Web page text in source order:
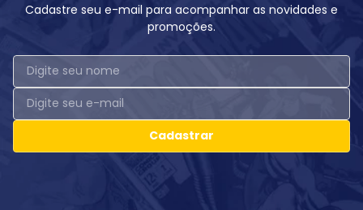
Cadastre seu e-mail para acompanhar as novidades e
promoções.
Cadastrar